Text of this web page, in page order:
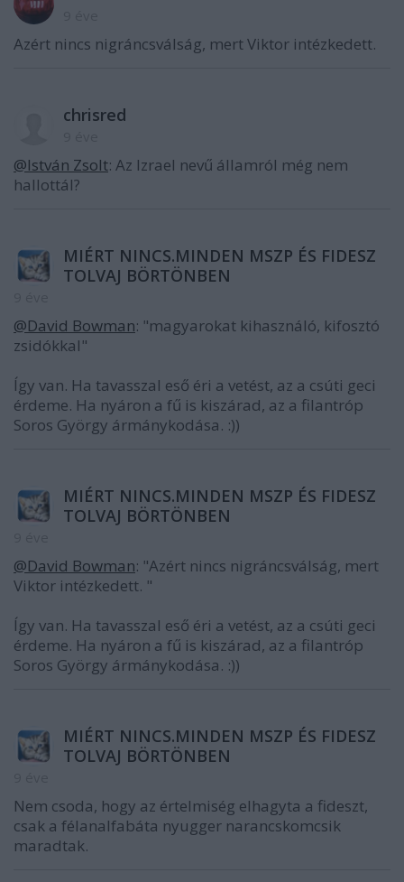
Azért nincs nigráncsválság, mert Viktor intézkedett.
chrisred
@István Zsolt: Az Izrael nevű államról még nem
hallottál?
MIÉRT NINCS.MINDEN MSZP ÉS FIDESZ
TOLVAJ BÖRTÖNBEN
@David Bowman: "magyarokat kihasználó, kifosztó
zsidókkal"
Így van. Ha tavasszal eső éri a vetést, az a csúti geci
érdeme. Ha nyáron a fű is kiszárad, az a filantróp
Soros György ármánykodása. :))
MIÉRT NINCS.MINDEN MSZP ÉS FIDESZ
TOLVAJ BÖRTÖNBEN
@David Bowman: "Azért nincs nigráncsválság, mert
Viktor intézkedett. "
Így van. Ha tavasszal eső éri a vetést, az a csúti geci
érdeme. Ha nyáron a fű is kiszárad, az a filantróp
Soros György ármánykodása. :))
MIÉRT NINCS.MINDEN MSZP ÉS FIDESZ
TOLVAJ BÖRTÖNBEN
Nem csoda, hogy az értelmiség elhagyta a fideszt,
csak a félanalfabáta nyugger narancskomcsik
maradtak.